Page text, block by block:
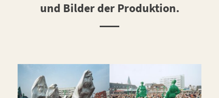
und Bilder der Produktion.